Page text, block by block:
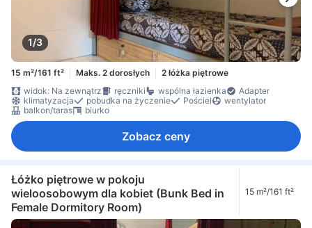
1/3
15 m²/161 ft² Maks. 2 dorosłych
2 łóżka piętrowe
widok: Na zewnątrz
ręczniki wspólna łazienka
Adapter
klimatyzacja
pobudka na życzenie Pościel
wentylator
balkon/taras
biurko
Zobacz ceny
Łóżko piętrowe w pokoju
wieloosobowym dla kobiet (Bunk Bed in
Female Dormitory Room)
15 m²/161 ft²